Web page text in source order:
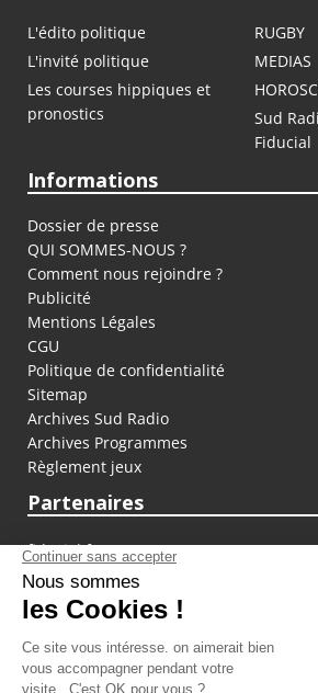
L'édito politique
RUGBY
L'invité politique
MEDIAS
Les courses hippiques et
pronostics
Sud
Fiducial
Informations
Dossier de presse
QUI SOMMES-NOUS ?
Comment nous rejoindre ?
Publicité
Mentions Légales
CGU
Politique de confidentialité
Sitemap
Archives Sud Radio
Archives Programmes
Règlement jeux
Partenaires
fiducial.fr
lyoncapitale.fr
olympique-et-lyonnais.com
L'application Iphone / Android